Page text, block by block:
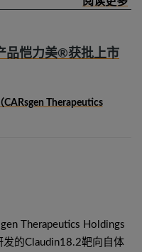
品恺力美®获批上市
CARsgen Therapeutics
Therapeutics Holdings
的Claudin18.2靶向自体